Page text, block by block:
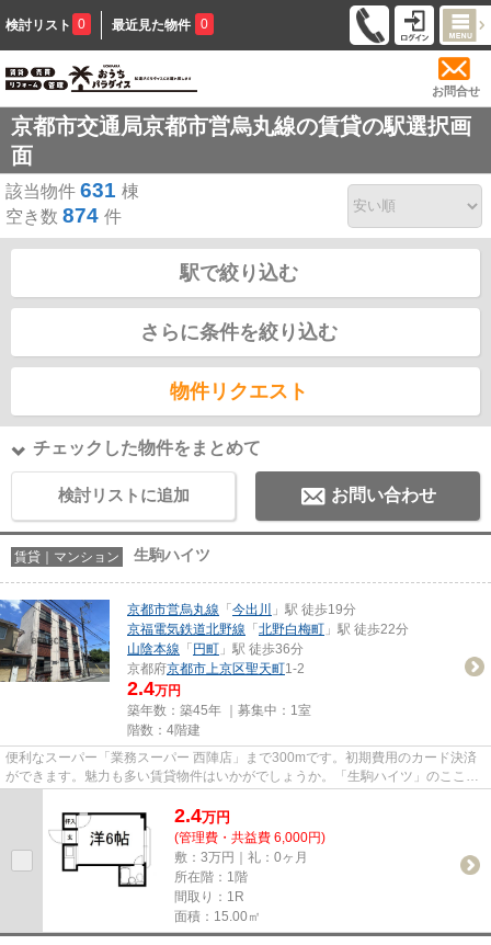
検討リスト 0 最近見た物件 0
お問合せ
京都市交通局京都市営烏丸線の賃貸の駅選択画
面
該当物件 631 棟
空き数 874 件
駅で絞り込む
さらに条件を絞り込む
物件リクエスト
チェックした物件をまとめて
検討リストに追加 お問い合わせ
賃貸｜マンション 生駒ハイツ
京都市営烏丸線 「 今出川
」駅 徒歩19分
京福電気鉄道北野線 「 北野白梅町 」駅 徒歩22分
山陰本線 「 円町 」駅 徒歩36分
京都府京都市上京区聖天町1-2
2.4万円
築年数：築45年 ｜募集中： 1室
階数：4階建
便利なスーパー「業務スーパー 西陣店」まで300mです。初期費用のカード決済
ができます。魅力も多い賃貸物件はいかがでしょうか。「生駒ハイツ」のここが
2.4万円
(管理費・共益費 6,000円)
敷：3万円｜礼：0ヶ月
所在階：1階
間取り：1R
面積：15.00㎡